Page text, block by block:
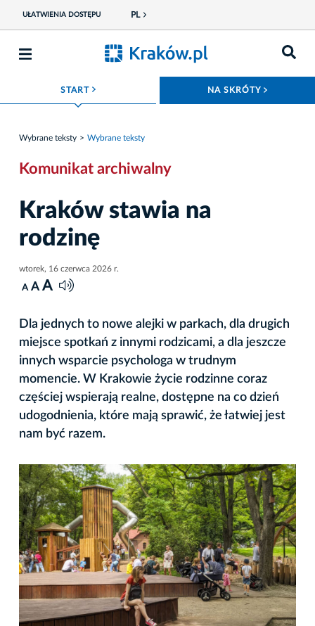
UŁATWIENIA DOSTĘPU PL
START ROZWIŃ MENU NA SKRÓTY
Wybrane teksty Wybrane teksty
Komunikat archiwalny
Kraków stawia na
rodzinę
wtorek, 16 czerwca 2026 r.
A A A
Dla jednych to nowe alejki w parkach, dla drugich
miejsce spotkań z innymi rodzicami, a dla jeszcze
innych wsparcie psychologa w trudnym
momencie. W Krakowie życie rodzinne coraz
częściej wspierają realne, dostępne na co dzień
udogodnienia, które mają sprawić, że łatwiej jest
nam być razem.